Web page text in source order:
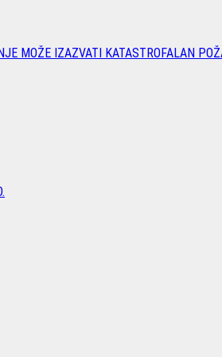
MOŽE IZAZVATI KATASTROFALAN